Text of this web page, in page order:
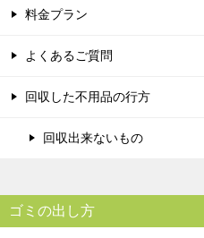
料金プラン
よくあるご質問
回収した不用品の行方
回収出来ないもの
ゴミの出し方